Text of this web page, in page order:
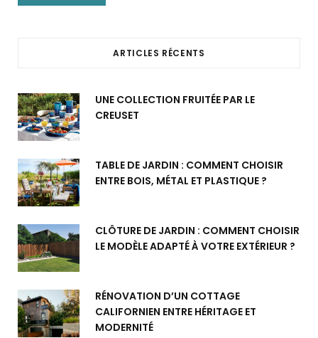
ARTICLES RÉCENTS
UNE COLLECTION FRUITÉE PAR LE
CREUSET
TABLE DE JARDIN : COMMENT CHOISIR
ENTRE BOIS, MÉTAL ET PLASTIQUE ?
CLÔTURE DE JARDIN : COMMENT CHOISIR
LE MODÈLE ADAPTÉ À VOTRE EXTÉRIEUR ?
RÉNOVATION D’UN COTTAGE
CALIFORNIEN ENTRE HÉRITAGE ET
MODERNITÉ